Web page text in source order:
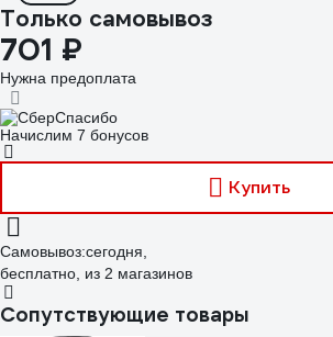
Только самовывоз
701 ₽
Нужна предоплата
Начислим 7 бонусов
Купить
Самовывоз:сегодня,
бесплатно, из 2 магазинов
Сопутствующие товары